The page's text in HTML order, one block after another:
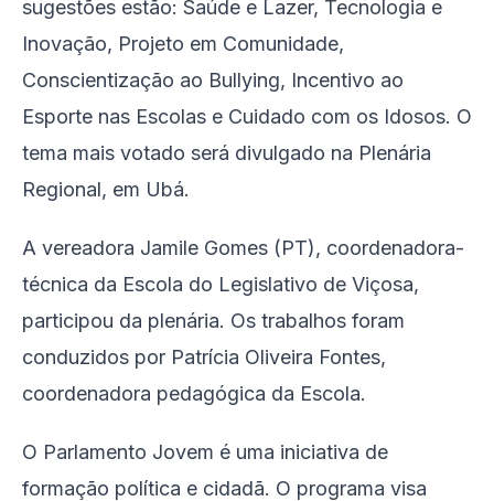
sugestões estão: Saúde e Lazer, Tecnologia e
Inovação, Projeto em Comunidade,
Conscientização ao Bullying, Incentivo ao
Esporte nas Escolas e Cuidado com os Idosos. O
tema mais votado será divulgado na Plenária
Regional, em Ubá.
A vereadora Jamile Gomes (PT), coordenadora-
técnica da Escola do Legislativo de Viçosa,
participou da plenária. Os trabalhos foram
conduzidos por Patrícia Oliveira Fontes,
coordenadora pedagógica da Escola.
O Parlamento Jovem é uma iniciativa de
formação política e cidadã. O programa visa